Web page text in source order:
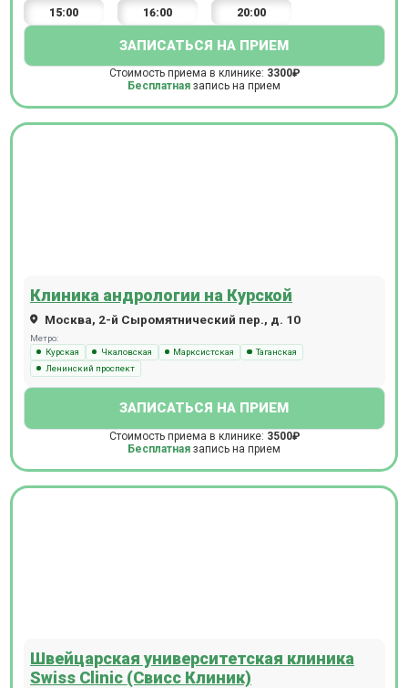
15:00 16:00 20:00
ЗАПИСАТЬСЯ НА ПРИЕМ
Стоимость приема в клинике: 3300₽
Бесплатная запись на прием
Клиника андрологии на Курской
Москва, 2-й Сыромятнический пер., д. 10
Метро:
Курская
Чкаловская Марксистская
Таганская
Ленинский проспект
ЗАПИСАТЬСЯ НА ПРИЕМ
Стоимость приема в клинике: 3500₽
Бесплатная запись на прием
Швейцарская университетская клиника
Swiss Clinic (Свисс Клиник)